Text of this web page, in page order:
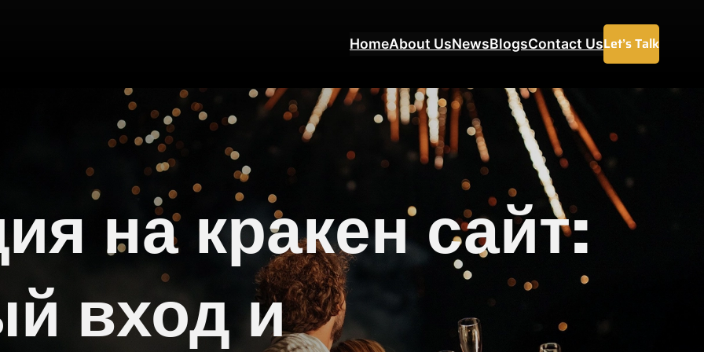
HomeAbout UsNewsBlogsContact UsLet’s Talk
на кракен сайт:
вход и